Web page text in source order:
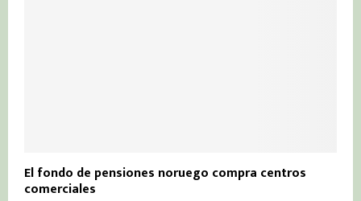
El fondo de pensiones noruego compra centros
comerciales